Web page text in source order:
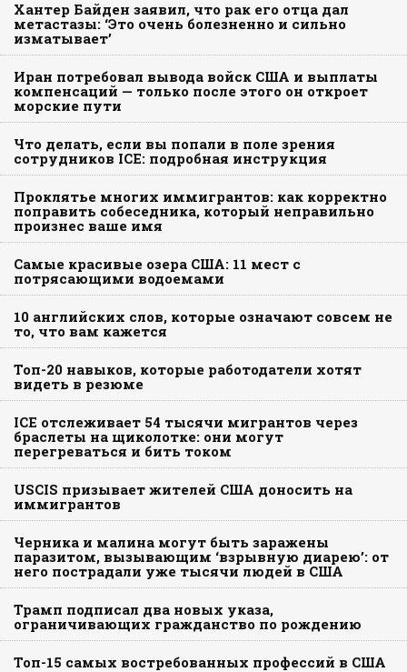
Хантер Байден заявил, что рак его отца дал
метастазы: ‘Это очень болезненно и сильно
изматывает’
Иран потребовал вывода войск США и выплаты
компенсаций — только после этого он откроет
морские пути
Что делать, если вы попали в поле зрения
сотрудников ICE: подробная инструкция
Проклятье многих иммигрантов: как корректно
поправить собеседника, который неправильно
произнес ваше имя
Самые красивые озера США: 11 мест с
потрясающими водоемами
10 английских слов, которые означают совсем не
то, что вам кажется
Топ-20 навыков, которые работодатели хотят
видеть в резюме
ICE отслеживает 54 тысячи мигрантов через
браслеты на щиколотке: они могут
перегреваться и бить током
USCIS призывает жителей США доносить на
иммигрантов
Черника и малина могут быть заражены
паразитом, вызывающим ‘взрывную диарею’: от
него пострадали уже тысячи людей в США
Трамп подписал два новых указа,
ограничивающих гражданство по рождению
Топ-15 самых востребованных профессий в США